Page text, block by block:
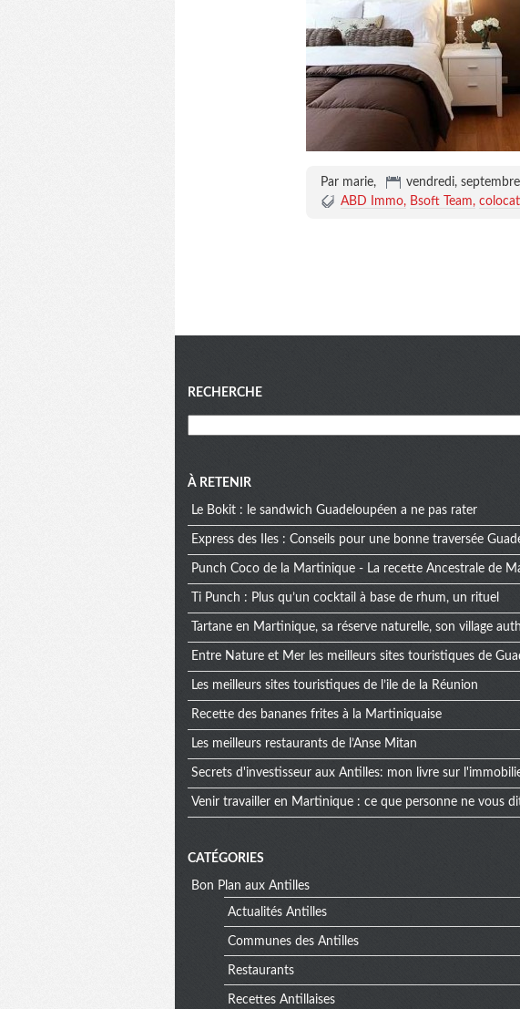
Par marie, vendredi,
ABD Immo
Bsoft Team
Menu
RECHERCHE
À RETENIR
Le Bokit : le sandwich Guadeloupéen a ne pas rater
Express des Iles : Conseils pour une bonne traversée
Punch Coco de la Martinique - La recette Ancestrale de
Ti Punch : Plus qu’un cocktail à base de rhum, un rituel
Tartane en Martinique, sa réserve naturelle, son village
Entre Nature et Mer les meilleurs sites touristiques de
Les meilleurs sites touristiques de l’ile de la Réunion
Recette des bananes frites à la Martiniquaise
Les meilleurs restaurants de l’Anse Mitan
Secrets d'investisseur aux Antilles: mon livre sur
Venir travailler en Martinique : ce que personne ne vous
CATÉGORIES
Bon Plan aux Antilles
Actualités Antilles
Communes des Antilles
Restaurants
Recettes Antillaises